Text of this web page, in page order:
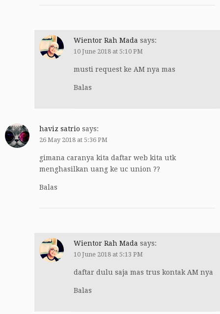
Wientor Rah Mada says:
10 June 2018 at 5:10 PM
musti request ke AM nya mas
Balas
haviz satrio says:
26 May 2018 at 5:36 PM
gimana caranya kita daftar web kita utk
menghasilkan uang ke uc union ??
Balas
Wientor Rah Mada says:
10 June 2018 at 5:13 PM
daftar dulu saja mas trus kontak AM nya
Balas